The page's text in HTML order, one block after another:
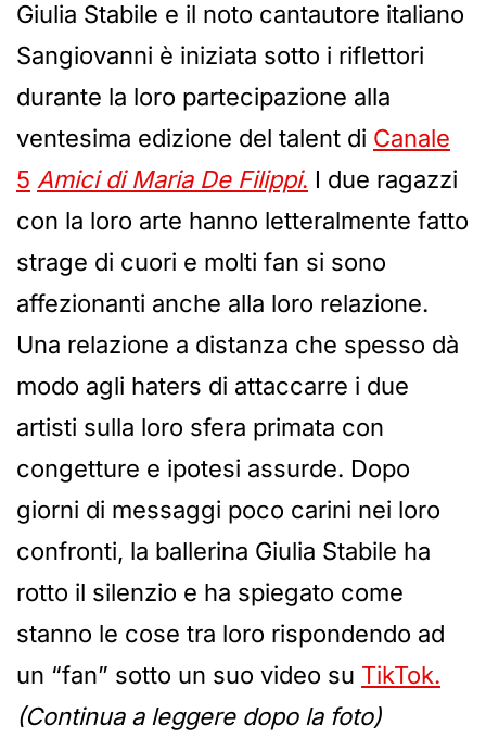
Giulia Stabile e il noto cantautore italiano
Sangiovanni è iniziata sotto i riflettori
durante la loro partecipazione alla
ventesima edizione del talent di Canale
5 Amici di Maria De Filippi. I due ragazzi
con la loro arte hanno letteralmente fatto
strage di cuori e molti fan si sono
affezionanti anche alla loro relazione.
Una relazione a distanza che spesso dà
modo agli haters di attaccarre i due
artisti sulla loro sfera primata con
congetture e ipotesi assurde. Dopo
giorni di messaggi poco carini nei loro
confronti, la ballerina Giulia Stabile ha
rotto il silenzio e ha spiegato come
stanno le cose tra loro rispondendo ad
un “fan” sotto un suo video su TikTok.
(Continua a leggere dopo la foto)